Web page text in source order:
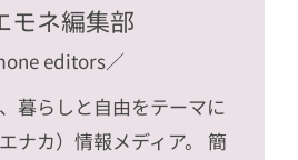
モネ編集部
editors／
暮らしと自由をテーマに
ナカ）情報メディア。 簡